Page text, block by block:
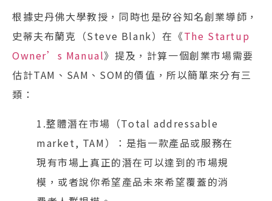
根據史丹佛大學教授，同時也是矽谷知名創業導師，
史蒂夫布蘭克（Steve Blank）在《The Startup
Owner’s Manual》提及，計算一個創業市場需要
估計TAM、SAM、SOM的價值，所以簡單來分有三
類：
1.整體潛在市場（Total addressable
market, TAM）：是指一款產品或服務在
現有市場上真正的潛在可以達到的市場規
模，或者說你希望產品未來希望覆蓋的消